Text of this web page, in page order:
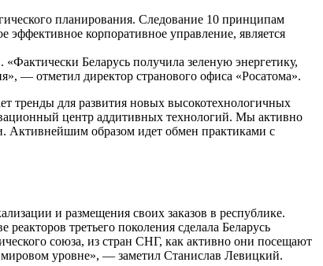
планирования. Следование 10 принципам
корпоративное управление, является
Беларусь получила зеленую энергетику,
— отметил директор странового офиса «Росатома».
тренды для развития новых высокотехнологичных
центр аддитивных технологий. Мы активно
Активнейшим образом идет обмен практиками с
и размещения своих заказов в республике.
третьего поколения сделала Беларусь
союза, из стран СНГ, как активно они посещают
уровне», — заметил Станислав Левицкий.